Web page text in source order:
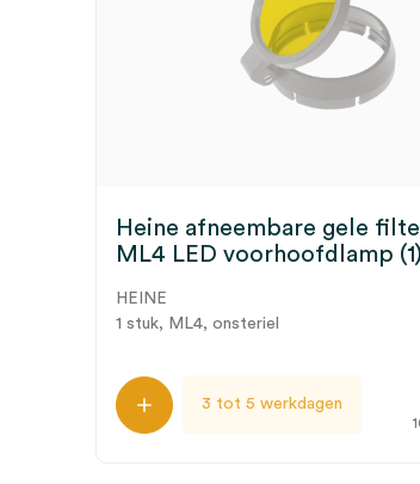
Heine afneembare gele
ML4 LED voorhoofdlamp (1)
HEINE
1 stuk, ML4, onsteriel
3 tot 5 werkdagen